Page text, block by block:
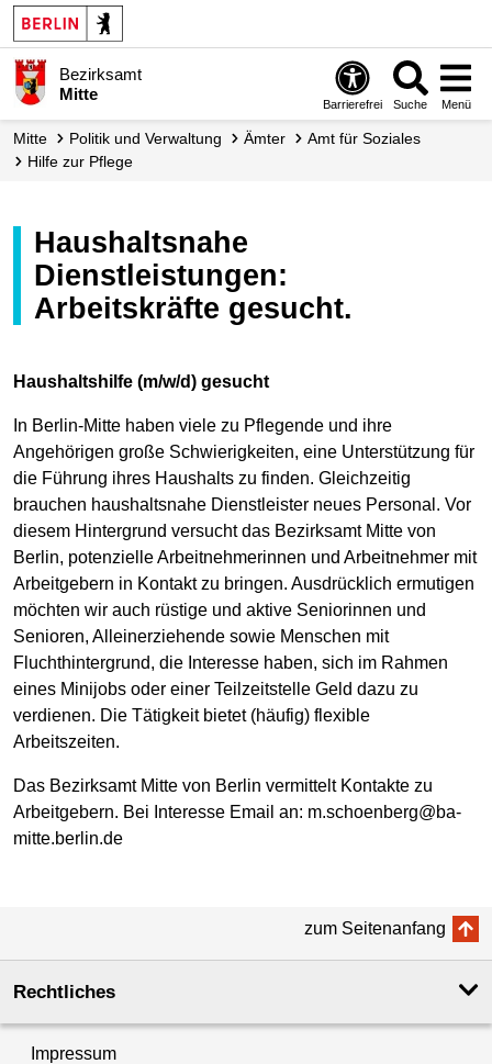
Bezirksamt
Mitte
Barrierefrei Suche Menü
Mitte Politik und Verwaltung Ämter
Amt für Soziales
Hilfe zur Pflege
Haushaltsnahe
Dienstleistungen:
Arbeitskräfte gesucht.
Haushaltshilfe (m/w/d) gesucht
In Berlin-Mitte haben viele zu Pflegende und ihre
Angehörigen große Schwierigkeiten, eine Unterstützung für
die Führung ihres Haushalts zu finden. Gleichzeitig
brauchen haushaltsnahe Dienstleister neues Personal. Vor
diesem Hintergrund versucht das Bezirksamt Mitte von
Berlin, potenzielle Arbeitnehmerinnen und Arbeitnehmer mit
Arbeitgebern in Kontakt zu bringen. Ausdrücklich ermutigen
möchten wir auch rüstige und aktive Seniorinnen und
Senioren, Alleinerziehende sowie Menschen mit
Fluchthintergrund, die Interesse haben, sich im Rahmen
eines Minijobs oder einer Teilzeitstelle Geld dazu zu
verdienen. Die Tätigkeit bietet (häufig) flexible
Arbeitszeiten.
Das Bezirksamt Mitte von Berlin vermittelt Kontakte zu
Arbeitgebern. Bei Interesse Email an: m.schoenberg@ba-
mitte.berlin.de
zum Seitenanfang
Rechtliches
Impressum